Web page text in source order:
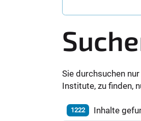
Sie durchsuchen
Institute, zu finden,
1222 Inhalte